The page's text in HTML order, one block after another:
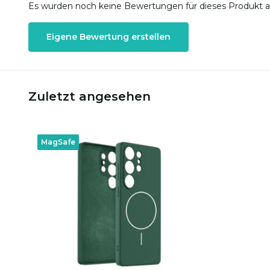
Es wurden noch keine Bewertungen für dieses Produkt
Eigene Bewertung erstellen
Zuletzt angesehen
MagSafe